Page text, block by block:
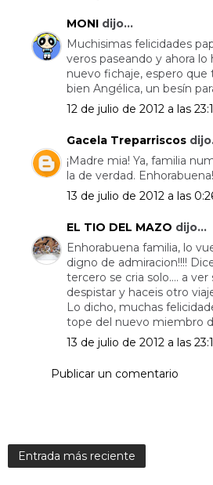
MONI dijo...
Muchisimas felicidades
veros paseando y ahora lo
nuevo fichaje, espero
bien Angélica, un besín
12 de julio de 2012 a las
Gacela Treparriscos
¡Madre mia! Ya, familia
la de verdad. Enhorabuena!
13 de julio de 2012 a las
EL TIO DEL MAZO dijo...
Enhorabuena familia, lo
digno de admiracion!!!!
tercero se cria solo.... a ver
despistar y haceis otro
Lo dicho, muchas
tope del nuevo miembro
13 de julio de 2012 a las
Publicar un comentario
Entrada más reciente